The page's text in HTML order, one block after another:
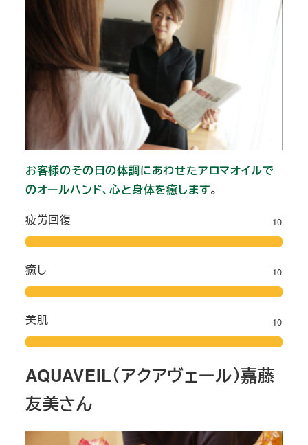
お客様のその日の体調にあわせたアロマオイルで
のオールハンド、心と身体を癒します。
疲労回復
10
癒し 10
美肌 10
AQUAVEIL（アクアヴェール）嘉藤
友美さん